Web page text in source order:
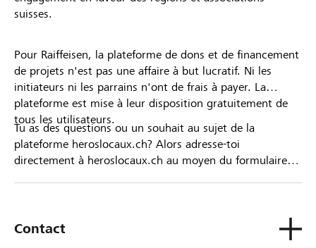
suisses.
Pour Raiffeisen, la plateforme de dons et de financement
de projets n'est pas une affaire à but lucratif. Ni les
initiateurs ni les parrains n'ont de frais à payer. La
plateforme est mise à leur disposition gratuitement de
tous les utilisateurs.
Tu as des questions ou un souhait au sujet de la
plateforme heroslocaux.ch? Alors adresse-toi
directement à heroslocaux.ch au moyen du formulaire
Contact